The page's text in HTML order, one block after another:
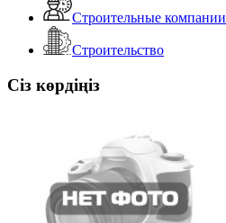
Строительные компании
Строительство
Сіз көрдіңіз